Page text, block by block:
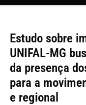
Estudo sobre
UNIFAL-MG
da presença
para a
e regional